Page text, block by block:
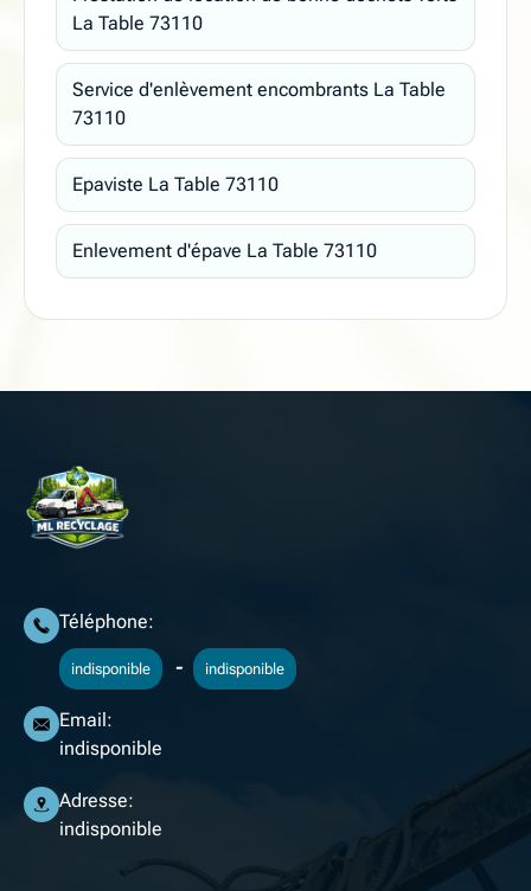
La Table 73110
Service d'enlèvement encombrants La Table
73110
Epaviste La Table 73110
Enlevement d'épave La Table 73110
Téléphone:
indisponible - indisponible
Email:
indisponible
Adresse:
indisponible